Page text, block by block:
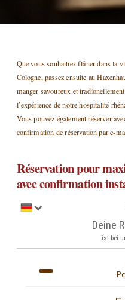
Que vous souhaitiez flâner dans la
Cologne, passez ensuite au
manger savoureux et
l’expérience de notre hospitalité
Vous pouvez également réserver
confirmation de réservation par e-
Réservation pour
avec confirmation